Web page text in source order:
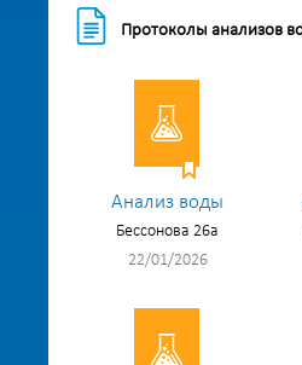
Протоколы анализов
Анализ воды
Бессонова 26а
22/01/2026